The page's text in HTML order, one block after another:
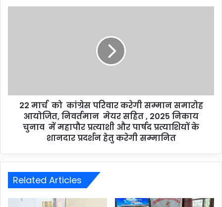
22 मार्च को कांग्रेस परिवार करेगी सम्मान समारोह
आयोजित, निवर्तमान मेयर सहित , 2025 निकाय
चुनाव में महापौर प्रत्याशी और पार्षद प्रत्याशियों के
शानदार प्रदर्शन हेतु करेगी सम्मानित
Related Articles